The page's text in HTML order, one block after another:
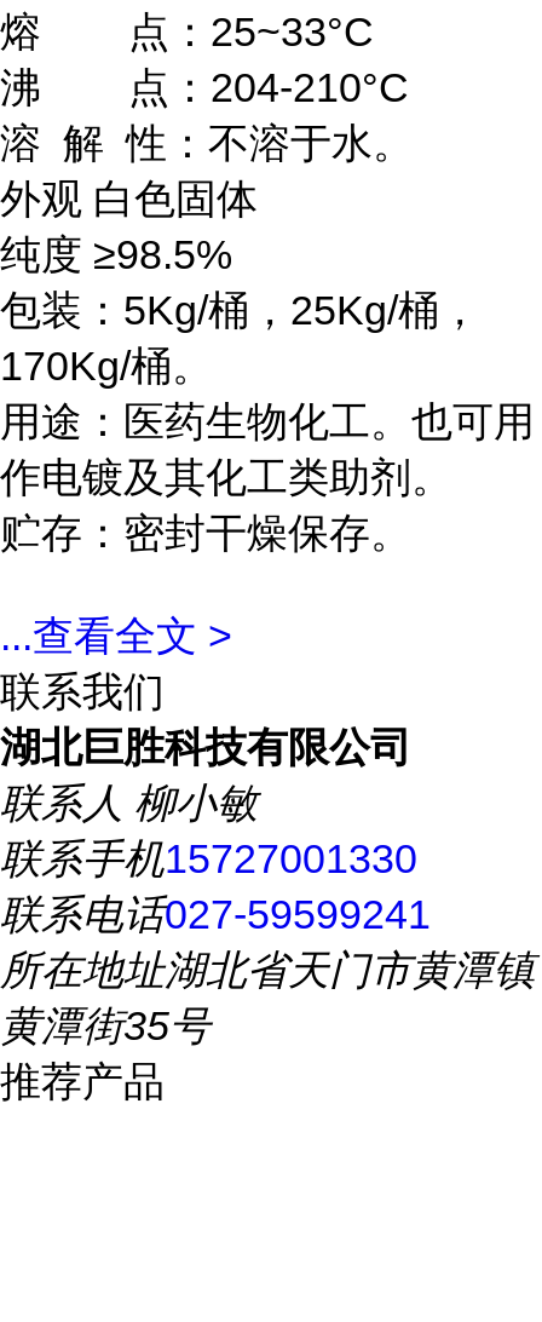
熔 点：25~33°C
沸 点：204-210°C
溶 解 性：不溶于水。
外观 白色固体
纯度 ≥98.5%
包装：5Kg/桶，25Kg/桶，
170Kg/桶。
用途：医药生物化工。也可用
作电镀及其化工类助剂。
贮存：密封干燥保存。
...查看全文 >
联系我们
湖北巨胜科技有限公司
联系人 柳小敏
联系手机15727001330
联系电话027-59599241
所在地址湖北省天门市黄潭镇
黄潭街35号
推荐产品